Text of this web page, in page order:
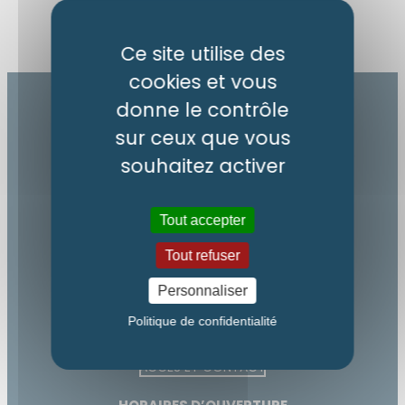
MAIRIE DE SAINT-DIDIER-EN-VELAY
Boulevard de Pélissac
43140 Saint-Didier-en-Velay
04 71 61 14 07
accueil@saint-didier.com
ACCÈS ET CONTACT
Ce site utilise des
cookies et vous
donne le contrôle
sur ceux que vous
souhaitez activer
Tout accepter
Tout refuser
Personnaliser
Politique de confidentialité